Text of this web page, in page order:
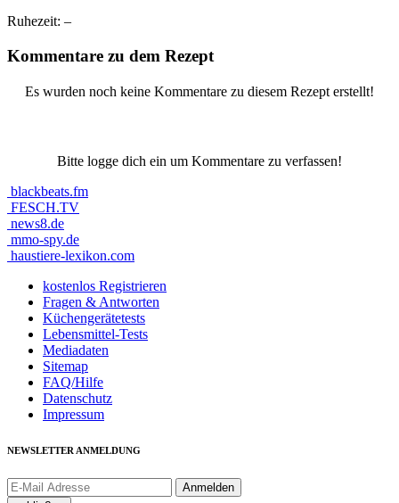
Ruhezeit: –
Kommentare zu dem Rezept
Es wurden noch keine Kommentare zu diesem Rezept erstellt!
Bitte logge dich ein um Kommentare zu verfassen!
blackbeats.fm
FESCH.TV
news8.de
mmo-spy.de
haustiere-lexikon.com
kostenlos Registrieren
Fragen & Antworten
Küchengerätetests
Lebensmittel-Tests
Mediadaten
Sitemap
FAQ/Hilfe
Datenschutz
Impressum
NEWSLETTER ANMELDUNG